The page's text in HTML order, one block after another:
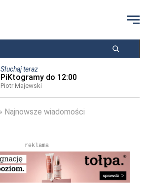
Słuchaj teraz
PiKtogramy do 12:00
Piotr Majewski
Najnowsze wiadomości
reklama